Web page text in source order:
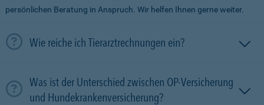
persönlichen Beratung in Anspruch. Wir helfen Ihnen gerne weiter.
Wie reiche ich Tierarztrechnungen ein?
Was ist der Unterschied zwischen OP-Versicherung
und Hundekrankenversicherung?